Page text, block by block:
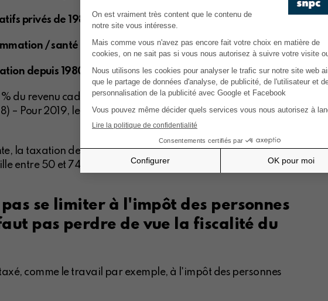
privés de 1980 à 2012 :+ 234 %
/ santé de 1980 à 2012 :+ 163 %
depuis 1980 (hors index) :+ 71 %
du revenu cadastral – imputation du précompte immobilier x 1,40
– Pour 2019, le taux d'indexation sera de 1,8230. EN 2020, taux
la taxation des revenus locatifs, en fonction du niveau du
entre 50 et 74 %.
se limiter à l'impôt des personnes
pas perdre de vue la fiscalité du
comme le travail par exemple, à l'impôt des personnes